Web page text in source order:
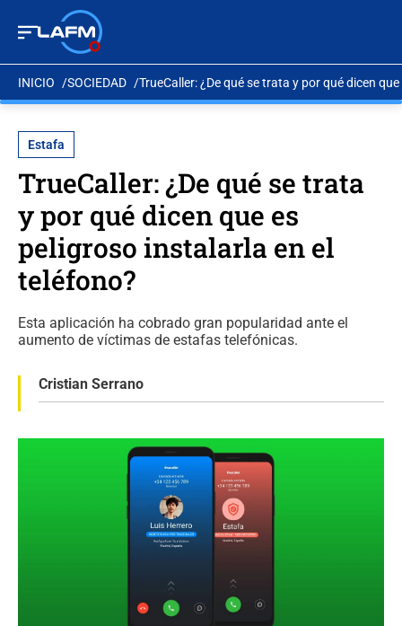
INICIO SOCIEDAD TrueCaller: ¿De qué se trata y por qué dicen
Estafa
TrueCaller: ¿De qué se trata
y por qué dicen que es
peligroso instalarla en el
teléfono?
Esta aplicación ha cobrado gran popularidad ante el
aumento de víctimas de estafas telefónicas.
Cristian Serrano